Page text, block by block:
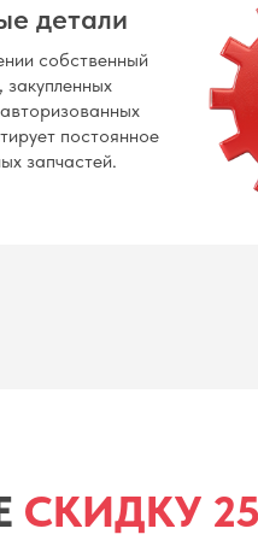
детали
собственный
постоянное
запчастей.
СКИДКУ